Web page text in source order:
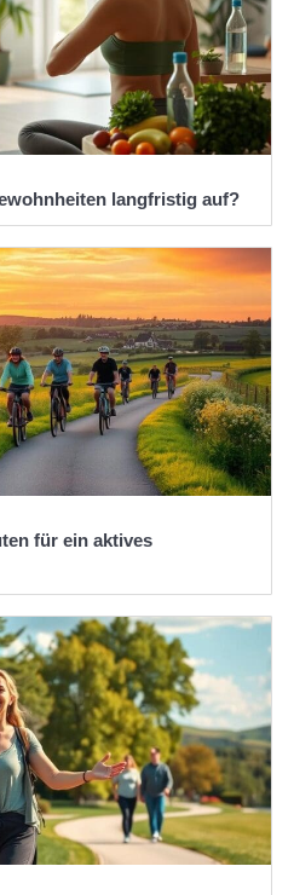
langfristig auf?
für ein aktives